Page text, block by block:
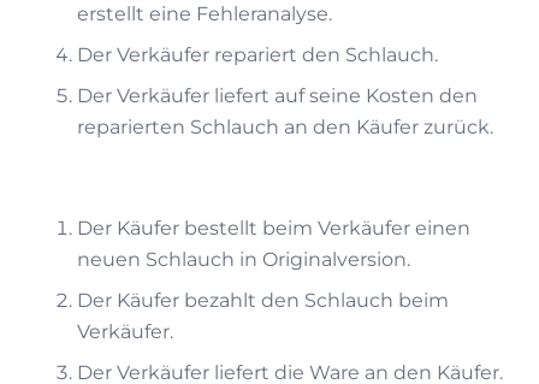
erstellt eine Fehleranalyse.
Der Verkäufer repariert den Schlauch.
Der Verkäufer liefert auf seine Kosten den
reparierten Schlauch an den Käufer zurück.
Der Käufer bestellt beim Verkäufer einen
neuen Schlauch in Originalversion.
Der Käufer bezahlt den Schlauch beim
Verkäufer.
Der Verkäufer liefert die Ware an den Käufer.